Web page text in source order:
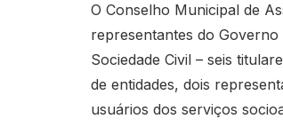
O Conselho Municipal de
representantes do Governo
Sociedade Civil – seis
de entidades, dois
usuários dos serviços